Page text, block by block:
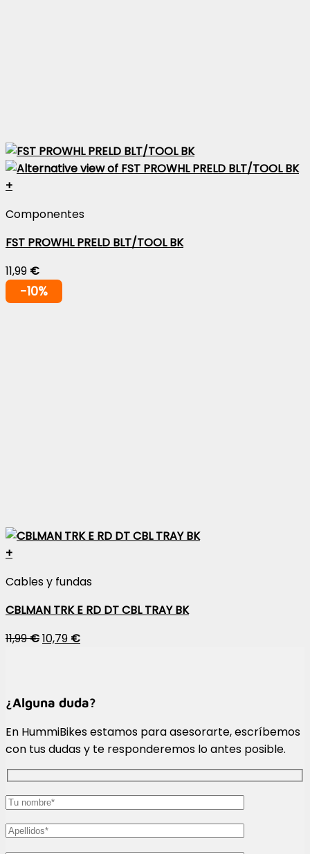
+
Componentes
FST PROWHL PRELD BLT/TOOL BK
11,99 €
-10%
+
Cables y fundas
CBLMAN TRK E RD DT CBL TRAY BK
11,99€10,79 €
¿Alguna duda?
En HummiBikes estamos para asesorarte, escríbemos
con tus dudas y te responderemos lo antes posible.